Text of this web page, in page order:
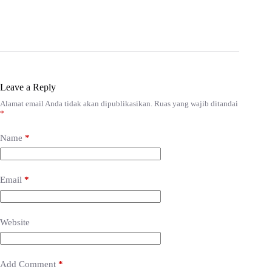
Leave a Reply
Alamat email Anda tidak akan dipublikasikan. Ruas yang wajib ditandai
*
Name *
Email *
Website
Add Comment *